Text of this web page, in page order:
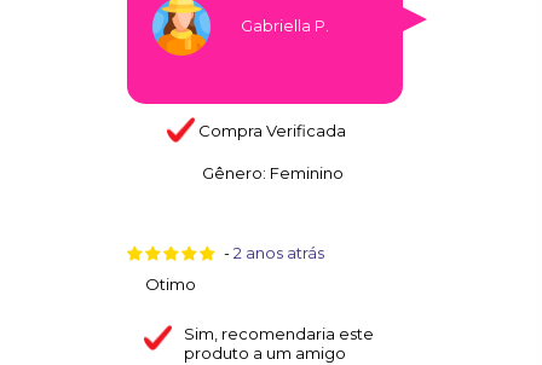
Gabriella P.
Compra Verificada
Gênero: Feminino
-2 anos atrás
Otimo
Sim, recomendaria este
produto a um amigo